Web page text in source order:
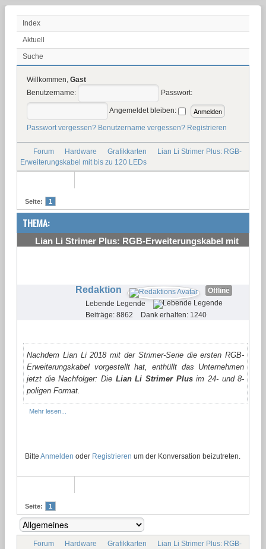
Index
Aktuell
Suche
Willkommen, Gast
Benutzername:
Passwort:
Angemeldet bleiben:
Passwort vergessen? Benutzername vergessen? Registrieren
Forum Hardware Grafikkarten
Lian Li Strimer Plus: RGB-
Erweiterungskabel mit bis zu 120 LEDs
Seite: 1
THEMA:
Lian Li Strimer Plus: RGB-Erweiterungskabel mit
Redaktion
Offline
Lebende Legende
Beiträge: 8862
Dank erhalten: 1240
Nachdem Lian Li 2018 mit der Strimer-Serie die ersten RGB-
Erweiterungskabel vorgestellt hat, enthüllt das Unternehmen
jetzt die Nachfolger: Die Lian Li Strimer Plusim 24- und 8-
poligen Format.
Mehr lesen...
Bitte Anmelden oder Registrieren um der Konversation beizutreten.
Seite: 1
Forum Hardware Grafikkarten
Lian Li Strimer Plus: RGB-